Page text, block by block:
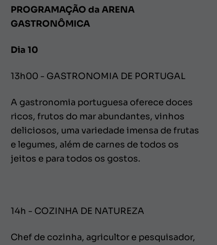
PROGRAMAÇÃO da ARENA
GASTRONÔMICA
Dia 10
13h00 - GASTRONOMIA DE PORTUGAL
A gastronomia portuguesa oferece doces
ricos, frutos do mar abundantes, vinhos
deliciosos, uma variedade imensa de frutas
e legumes, além de carnes de todos os
jeitos e para todos os gostos.
14h - COZINHA DE NATUREZA
Chef de cozinha, agricultor e pesquisador,